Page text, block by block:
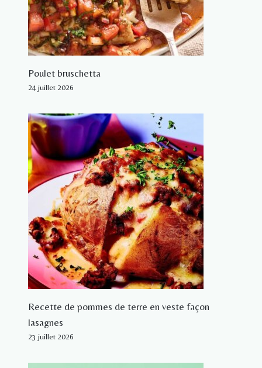
Poulet bruschetta
24 juillet 2026
Recette de pommes de terre en veste façon
lasagnes
23 juillet 2026